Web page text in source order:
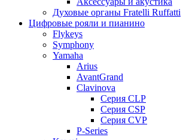
Духовые органы Fratelli Ruffatti
Цифровые рояли и пианино
Flykeys
Symphony
Yamaha
Arius
AvantGrand
Clavinova
Серия CLP
Серия CSP
Серия CVP
P-Series